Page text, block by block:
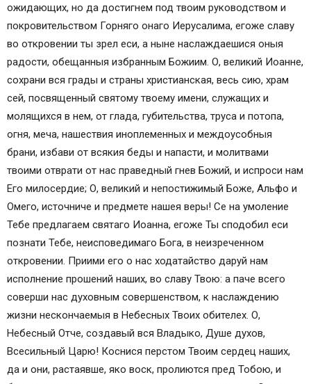
ожидающих, но да достигнем под твоим руководством и
покровительством Горняго онаго Иерусалима, егоже славу
во откровении ты зрел еси, а ныне наслаждаешися оныя
радости, обещанныя избранным Божиим. О, великий Иоанне,
сохрани вся грады и страны христианская, весь сию, храм
сей, посвященный святому твоему имени, служащих и
молящихся в нем, от глада, губительства, труса и потопа,
огня, меча, нашествия иноплеменных и междоусобныя
брани, избави от всякия беды и напасти, и молитвами
твоими отврати от нас праведный гнев Божий, и испроси нам
Его милосердие; О, великий и непостижимый Боже, Альфо и
Омего, источниче и предмете нашея веры! Се на умоление
Тебе предлагаем святаго Иоанна, егоже Ты сподобил еси
познати Тебе, неисповедимаго Бога, в неизреченном
откровении. Приими его о нас ходатайство даруй нам
исполнение прошений наших, во славу Твою: а паче всего
соверши нас духовным совершенством, к наслаждению
жизни нескончаемыя в Небесных Твоих обителех. О,
Небесный Отче, создавый вся Владыко, Душе духов,
Всесильный Царю! Коснися перстом Твоим сердец наших,
да и они, растаявше, яко воск, пролиются пред Тобою, и